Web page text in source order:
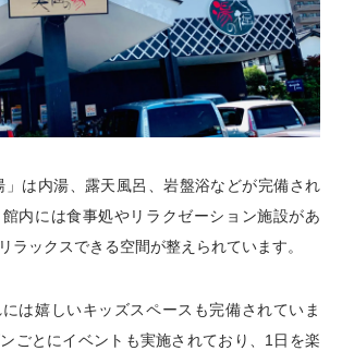
」は内湯、露天風呂、岩盤浴などが完備され
内には食事処やリラクゼーション施設があ
ラックスできる空間が整えられています。
は嬉しいキッズスペースも完備されていま
ごとにイベントも実施されており、1日を楽